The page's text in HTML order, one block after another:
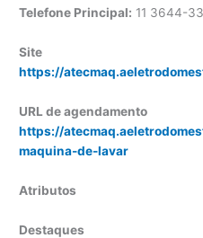
Telefone Principal: 11 3644-
Site
https://
URL de agendamento
https://
maquina-de-lavar
Atributos
Destaques